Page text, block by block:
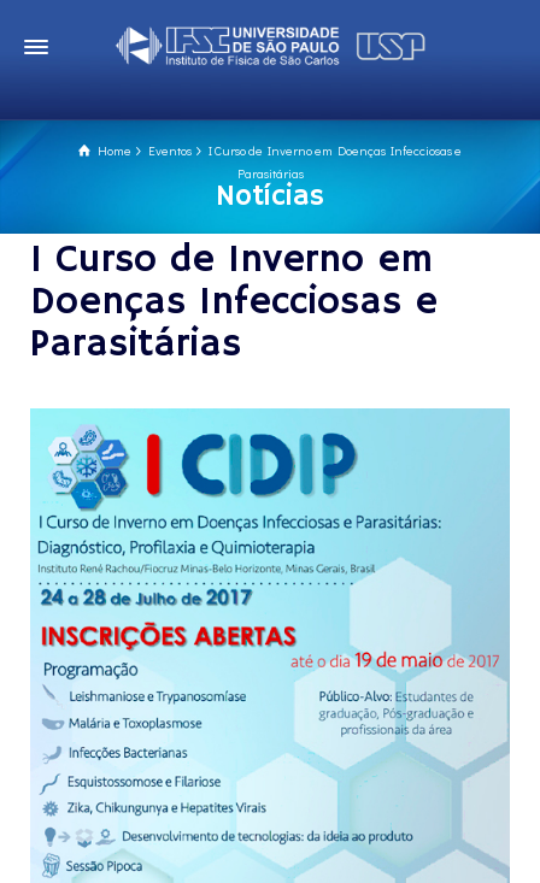
Home Eventos
I Curso de Inverno em Doenças Infecciosas e
Parasitárias
Notícias
I Curso de Inverno em
Doenças Infecciosas e
Parasitárias